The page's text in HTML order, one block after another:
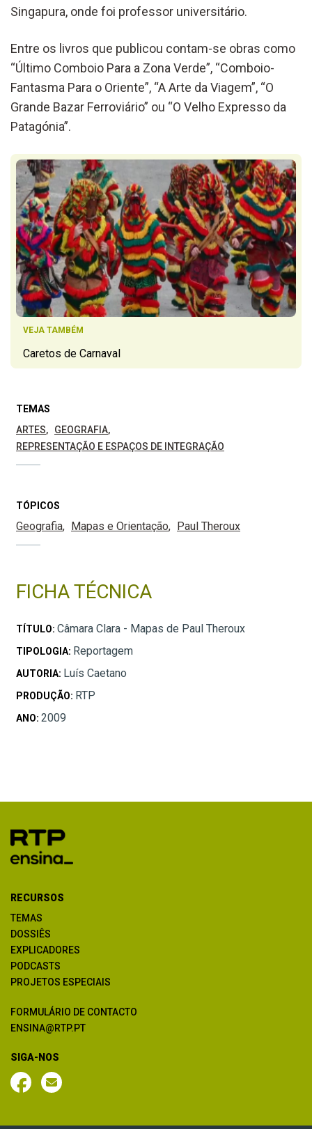
Singapura, onde foi professor universitário.
Entre os livros que publicou contam-se obras como
“Último Comboio Para a Zona Verde”, “Comboio-
Fantasma Para o Oriente”, “A Arte da Viagem”, “O
Grande Bazar Ferroviário” ou “O Velho Expresso da
Patagónia”.
VEJA TAMBÉM
Caretos de Carnaval
TEMAS
ARTES
GEOGRAFIA
REPRESENTAÇÃO E ESPAÇOS DE INTEGRAÇÃO
TÓPICOS
Geografia Mapas e Orientação Paul Theroux
FICHA TÉCNICA
TÍTULO: Câmara Clara - Mapas de Paul Theroux
TIPOLOGIA: Reportagem
AUTORIA: Luís Caetano
PRODUÇÃO: RTP
ANO: 2009
RECURSOS
TEMAS
DOSSIÊS
EXPLICADORES
PODCASTS
PROJETOS ESPECIAIS
FORMULÁRIO DE CONTACTO
ENSINA@RTP.PT
SIGA-NOS